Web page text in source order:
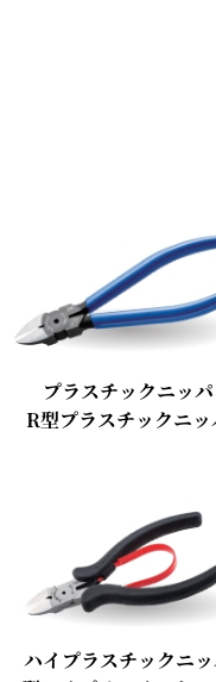
プラスチックニッパ
R型プラスチックニッ
ハイプラスチックニ